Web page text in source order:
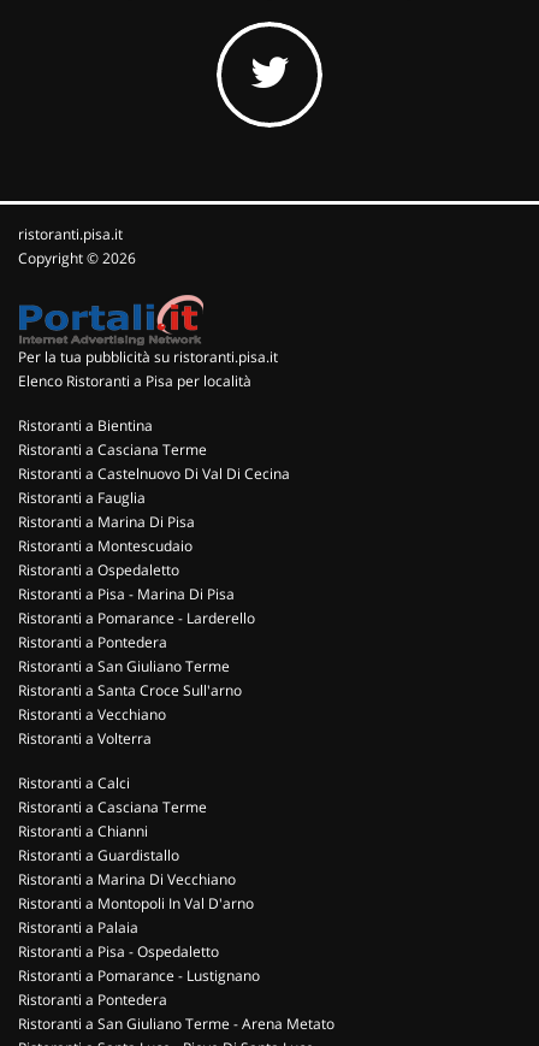
ristoranti.pisa.it
Copyright © 2026
Per la tua pubblicità su ristoranti.pisa.it
Elenco Ristoranti a Pisa per località
Ristoranti a Bientina
Ristoranti a Casciana Terme
Ristoranti a Castelnuovo Di Val Di Cecina
Ristoranti a Fauglia
Ristoranti a Marina Di Pisa
Ristoranti a Montescudaio
Ristoranti a Ospedaletto
Ristoranti a Pisa - Marina Di Pisa
Ristoranti a Pomarance - Larderello
Ristoranti a Pontedera
Ristoranti a San Giuliano Terme
Ristoranti a Santa Croce Sull'arno
Ristoranti a Vecchiano
Ristoranti a Volterra
Ristoranti a Calci
Ristoranti a Casciana Terme
Ristoranti a Chianni
Ristoranti a Guardistallo
Ristoranti a Marina Di Vecchiano
Ristoranti a Montopoli In Val D'arno
Ristoranti a Palaia
Ristoranti a Pisa - Ospedaletto
Ristoranti a Pomarance - Lustignano
Ristoranti a Pontedera
Ristoranti a San Giuliano Terme - Arena Metato